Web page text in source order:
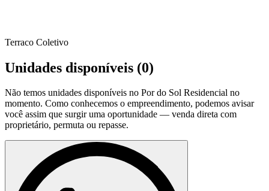
Terraco Coletivo
Unidades disponíveis (0)
Não temos unidades disponíveis no Por do Sol Residencial no
momento. Como conhecemos o empreendimento, podemos avisar
você assim que surgir uma oportunidade — venda direta com
proprietário, permuta ou repasse.